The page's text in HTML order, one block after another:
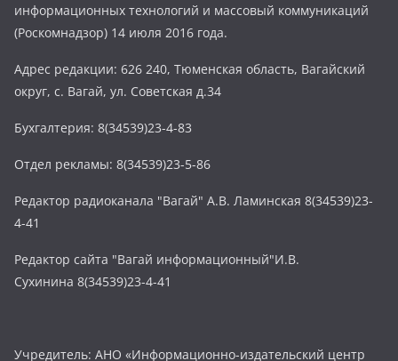
информационных технологий и массовый коммуникаций
(Роскомнадзор) 14 июля 2016 года.
Адрес редакции: 626 240, Тюменская область, Вагайский
округ, с. Вагай, ул. Советская д.34
Бухгалтерия: 8(34539)23-4-83
Отдел рекламы: 8(34539)23-5-86
Редактор радиоканала "Вагай" А.В. Ламинская 8(34539)23-
4-41
Редактор сайта "Вагай информационный"И.В.
Сухинина 8(34539)23-4-41
Учредитель: АНО «Информационно-издательский центр